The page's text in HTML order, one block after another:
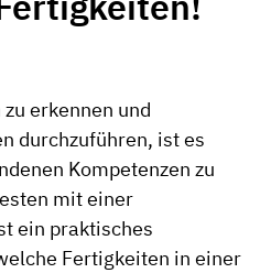
erkennen und
durchzuführen, ist es
Kompetenzen zu
mit einer
ein praktisches
Fertigkeiten in einer